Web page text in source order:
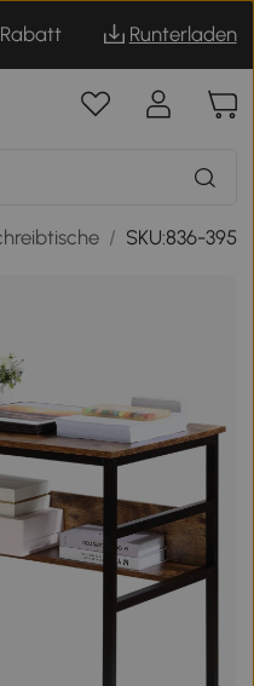
Rabatt Runterladen
/ SKU:836-395